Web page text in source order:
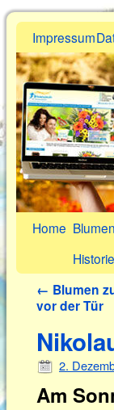
Impressum
Home
Historie
← Blumen
vor der Tür
2.
Am